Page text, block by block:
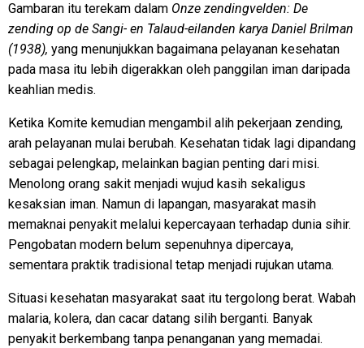
Gambaran itu terekam dalam Onze zendingvelden: De
zending op de Sangi- en Talaud-eilanden karya Daniel Brilman
(1938), yang menunjukkan bagaimana pelayanan kesehatan
pada masa itu lebih digerakkan oleh panggilan iman daripada
keahlian medis.
Ketika Komite kemudian mengambil alih pekerjaan zending,
arah pelayanan mulai berubah. Kesehatan tidak lagi dipandang
sebagai pelengkap, melainkan bagian penting dari misi.
Menolong orang sakit menjadi wujud kasih sekaligus
kesaksian iman. Namun di lapangan, masyarakat masih
memaknai penyakit melalui kepercayaan terhadap dunia sihir.
Pengobatan modern belum sepenuhnya dipercaya,
sementara praktik tradisional tetap menjadi rujukan utama.
Situasi kesehatan masyarakat saat itu tergolong berat. Wabah
malaria, kolera, dan cacar datang silih berganti. Banyak
penyakit berkembang tanpa penanganan yang memadai.